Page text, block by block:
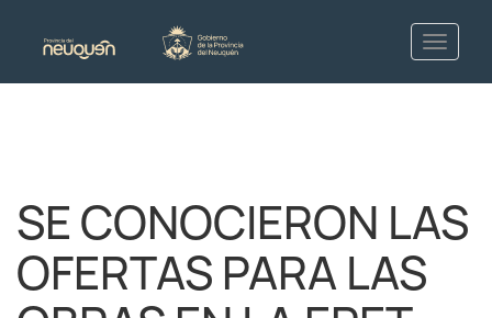
SE CONOCIERON LAS
OFERTAS PARA LAS